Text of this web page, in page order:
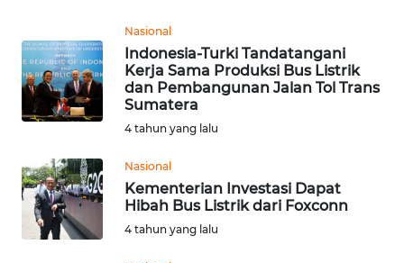
Nasional
Indonesia-Turki Tandatangani
Kerja Sama Produksi Bus Listrik
dan Pembangunan Jalan Tol Trans
Sumatera
4 tahun yang lalu
Nasional
Kementerian Investasi Dapat
Hibah Bus Listrik dari Foxconn
4 tahun yang lalu
WN
TAPANULI
SELATAN
LESUNG
WN
KARO